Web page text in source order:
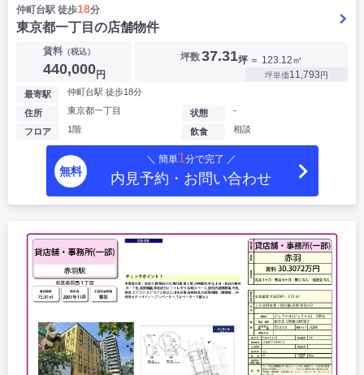
仲町台駅 徒歩18分
東京都一丁目の店舗物件
賃料（税込）
440,000円
坪数37.31坪 ＝ 123.12㎡
坪単価11,793円
最寄駅 仲町台駅 徒歩18分
住所 東京都一丁目
フロア 1階
状態 -
飲食 相談
無料
＼ 簡単1分で完了 ／
内見予約・お問い合わせ